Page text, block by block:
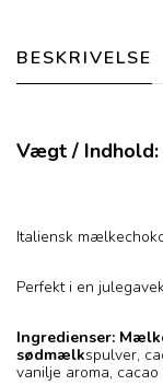
BESKRIVELSE
Vægt / Indhold:
Italiensk
Perfekt i en
Ingredienser:
sødmælkspulver,
vanilje aroma, cacao